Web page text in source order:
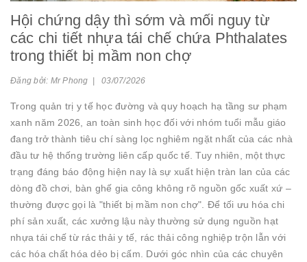
Hội chứng dậy thì sớm và mối nguy từ
các chi tiết nhựa tái chế chứa Phthalates
trong thiết bị mầm non chợ
Đăng bởi: Mr Phong | 03/07/2026
Trong quản trị y tế học đường và quy hoạch hạ tầng sư phạm
xanh năm 2026, an toàn sinh học đối với nhóm tuổi mẫu giáo
đang trở thành tiêu chí sàng lọc nghiêm ngặt nhất của các nhà
đầu tư hệ thống trường liên cấp quốc tế. Tuy nhiên, một thực
trạng đáng báo động hiện nay là sự xuất hiện tràn lan của các
dòng đồ chơi, bàn ghế gia công không rõ nguồn gốc xuất xứ –
thường được gọi là "thiết bị mầm non chợ". Để tối ưu hóa chi
phí sản xuất, các xưởng lậu này thường sử dụng nguồn hạt
nhựa tái chế từ rác thải y tế, rác thải công nghiệp trộn lẫn với
các hóa chất hóa dẻo bị cấm. Dưới góc nhìn của các chuyên